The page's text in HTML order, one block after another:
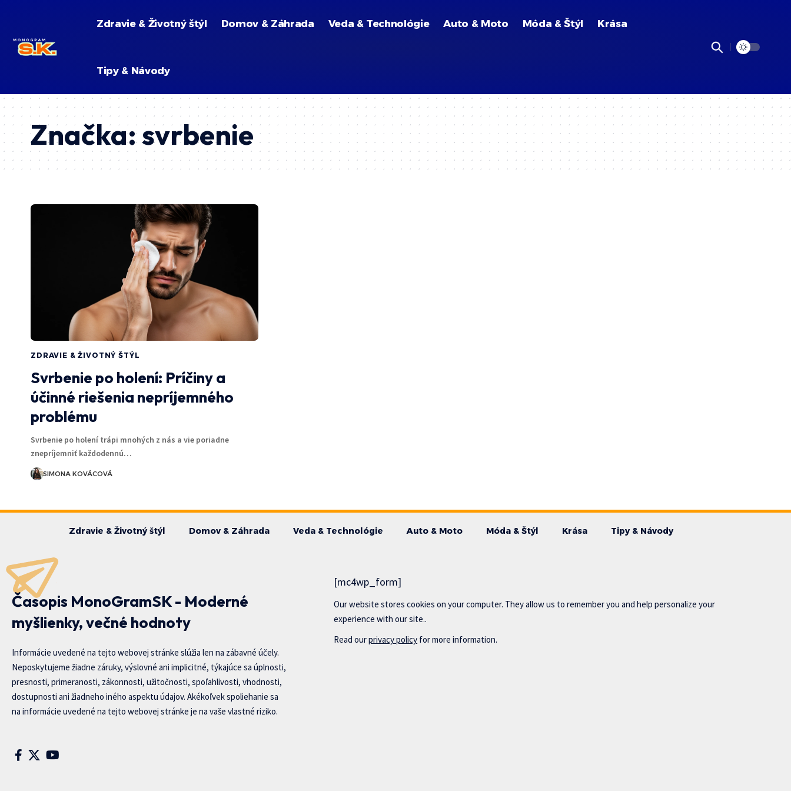
Zdravie & Životný štýl Domov & Záhrada Veda & Technológie Auto & Moto Móda & Štýl Krása
Tipy & Návody
Značka:svrbenie
ZDRAVIE & ŽIVOTNÝ ŠTÝL
Svrbenie po holení: Príčiny a
účinné riešenia nepríjemného
problému
Svrbenie po holení trápi mnohých z nás a vie poriadne
znepríjemniť každodennú…
SIMONA KOVÁCOVÁ
Zdravie & Životný štýl Domov & Záhrada Veda & Technológie Auto & Moto Móda & Štýl Krása Tipy & Návody
Časopis MonoGramSK - Moderné
myšlienky, večné hodnoty
Informácie uvedené na tejto webovej stránke slúžia len na zábavné účely.
Neposkytujeme žiadne záruky, výslovné ani implicitné, týkajúce sa úplnosti,
presnosti, primeranosti, zákonnosti, užitočnosti, spoľahlivosti, vhodnosti,
dostupnosti ani žiadneho iného aspektu údajov. Akékoľvek spoliehanie sa
na informácie uvedené na tejto webovej stránke je na vaše vlastné riziko.
[mc4wp_form]
Our website stores cookies on your computer. They allow us to remember you and help personalize your
experience with our site..
Read ourprivacy policy for more information.